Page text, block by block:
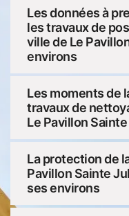
Les données à
les travaux de
ville de Le
environs
Les moments de
travaux de
Le Pavillon
La protection de
Pavillon Sainte
ses environs